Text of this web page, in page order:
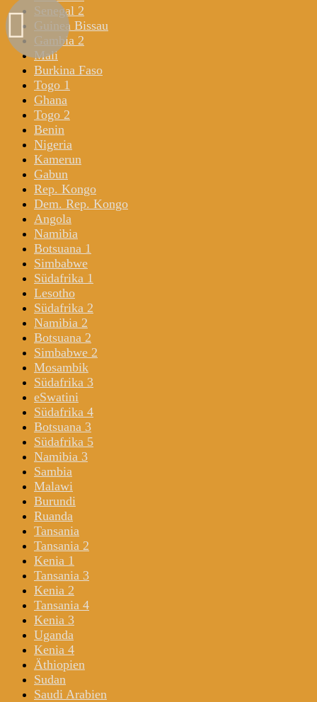
Senegal 2
Guinea Bissau
Gambia 2
Mali
Burkina Faso
Togo 1
Ghana
Togo 2
Benin
Nigeria
Kamerun
Gabun
Rep. Kongo
Dem. Rep. Kongo
Angola
Namibia
Botsuana 1
Simbabwe
Südafrika 1
Lesotho
Südafrika 2
Namibia 2
Botsuana 2
Simbabwe 2
Mosambik
Südafrika 3
eSwatini
Südafrika 4
Botsuana 3
Südafrika 5
Namibia 3
Sambia
Malawi
Burundi
Ruanda
Tansania
Tansania 2
Kenia 1
Tansania 3
Kenia 2
Tansania 4
Kenia 3
Uganda
Kenia 4
Äthiopien
Sudan
Saudi Arabien